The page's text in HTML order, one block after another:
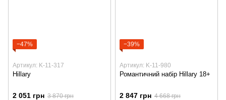
−47%
Артикул: K-11-317
Hillary
2 051 грн 3 870 грн
−39%
Артикул: K-11-980
Романтичний набір Hillary 18+
2 847 грн 4 668 грн